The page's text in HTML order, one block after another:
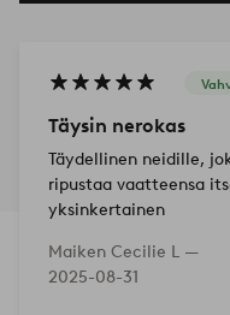
Täysin nerokas
Täydellinen neidille,
ripustaa vaatteensa
yksinkertainen
Maiken Cecilie L —
2025-08-31